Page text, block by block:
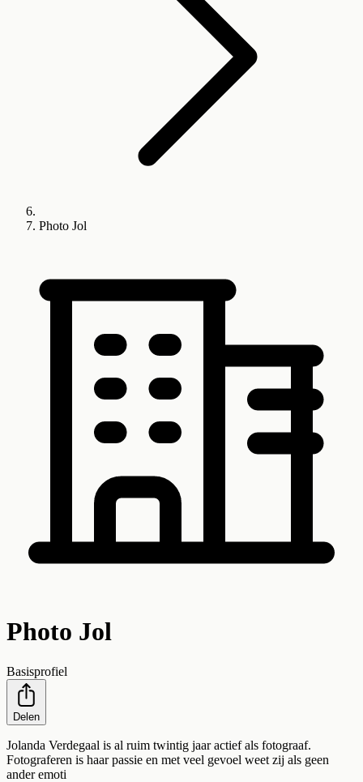
Photo Jol
Photo Jol
Basisprofiel
Delen
Jolanda Verdegaal is al ruim twintig jaar actief als fotograaf.
Fotograferen is haar passie en met veel gevoel weet zij als geen
ander emoti